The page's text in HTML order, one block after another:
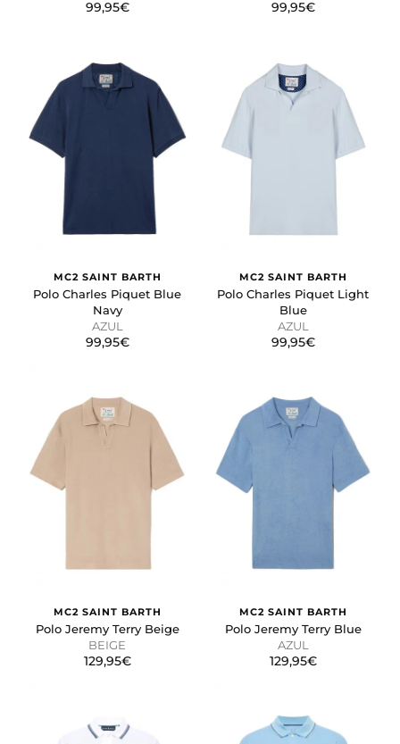
99,95€ 99,95€
MC2 SAINT BARTH
Polo Charles Piquet Blue
Navy
AZUL
99,95€
MC2 SAINT BARTH
Polo Charles Piquet Light
Blue
AZUL
99,95€
MC2 SAINT BARTH
Polo Jeremy Terry Beige
BEIGE
129,95€
MC2 SAINT BARTH
Polo Jeremy Terry Blue
AZUL
129,95€